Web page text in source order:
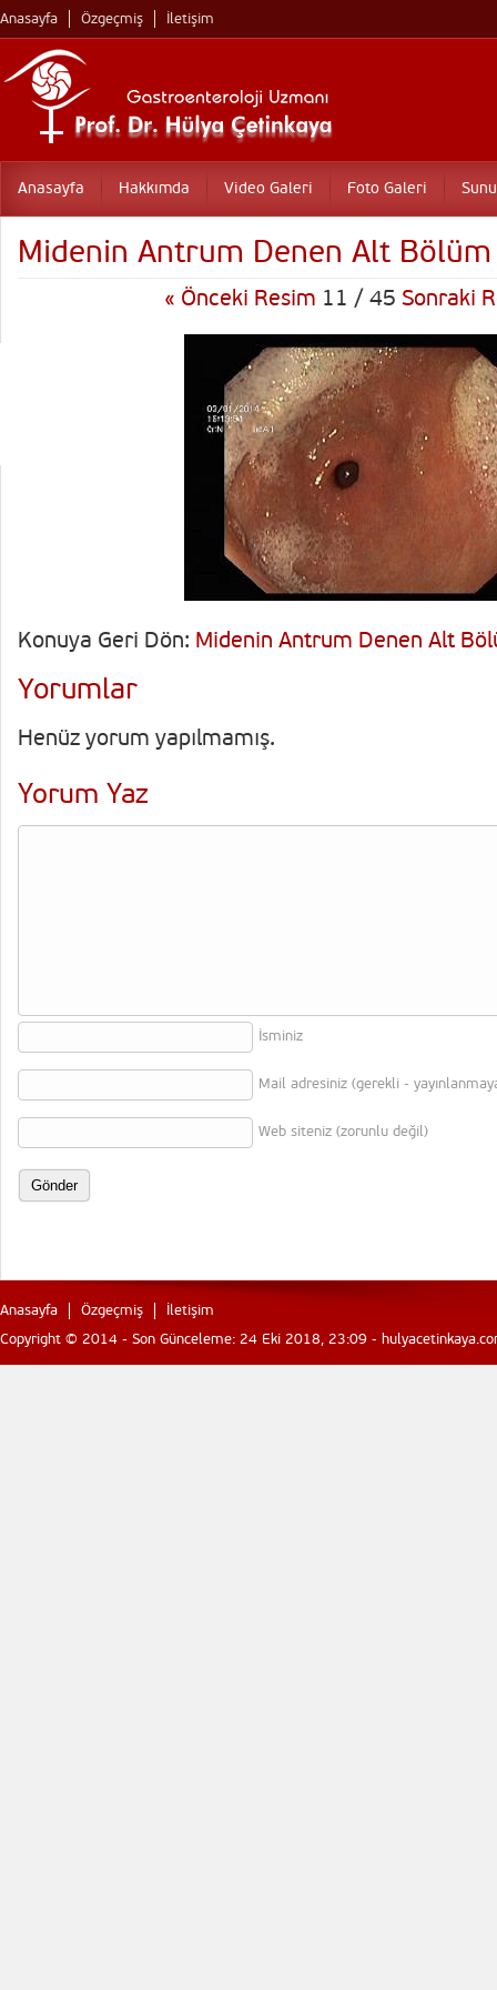
Anasayfa Özgeçmiş İletişim
Anasayfa Hakkımda Video Galeri Foto Galeri
Midenin Antrum Denen Alt
« Önceki Resim 11 / 45 Sonraki
Konuya Geri Dön: Midenin Antrum Denen Alt
Yorumlar
Henüz yorum yapılmamış.
Yorum Yaz
İsminiz
Mail adresiniz (gerekli -
Web siteniz (zorunlu değil)
Anasayfa Özgeçmiş
İletişim
Copyright © 2014 - Son Günceleme: 24 Eki 2018, 23:09 -